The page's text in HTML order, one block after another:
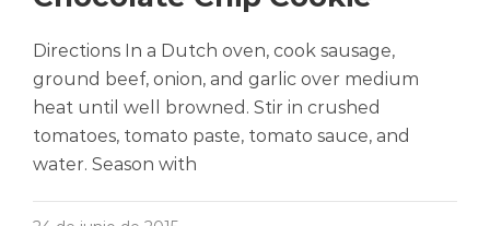
Directions In a Dutch oven, cook sausage,
ground beef, onion, and garlic over medium
heat until well browned. Stir in crushed
tomatoes, tomato paste, tomato sauce, and
water. Season with